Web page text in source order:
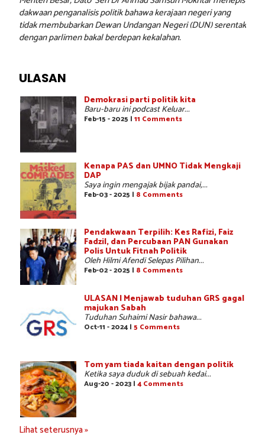
dakwaan penganalisis politik bahawa kerajaan negeri yang
tidak membubarkan Dewan Undangan Negeri (DUN) serentak
dengan parlimen bakal berdepan kekalahan.
ULASAN
Demokrasi parti politik kita
Baru-baru ini podcast Keluar...
Feb-15 - 2025 | 11 Comments
Kenapa PAS dan UMNO Tidak Mengkaji
DAP
Saya ingin mengajak bijak pandai,...
Feb-03 - 2025 | 8 Comments
Pendakwaan Terpilih: Kes Rafizi, Faiz
Fadzil, dan Percubaan PAN Gunakan
Polis Untuk Fitnah Politik
Oleh Hilmi Afendi Selepas Pilihan...
Feb-02 - 2025 | 8 Comments
ULASAN | Menjawab tuduhan GRS gagal
majukan Sabah
Tuduhan Suhaimi Nasir bahawa...
Oct-11 - 2024 | 5 Comments
Tom yam tiada kaitan dengan politik
Ketika saya duduk di sebuah kedai...
Aug-20 - 2023 | 4 Comments
Lihat seterusnya »